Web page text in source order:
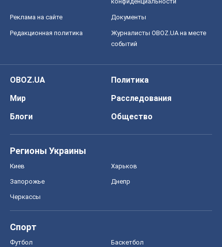
Реклама на сайте Документы
Редакционная политика
Журналисты OBOZ.UA на месте
событий
OBOZ.UA
Политика
Мир
Расследования
Блоги
Общество
Регионы Украины
Киев Харьков
Запорожье Днепр
Черкассы
Спорт
Футбол Баскетбол